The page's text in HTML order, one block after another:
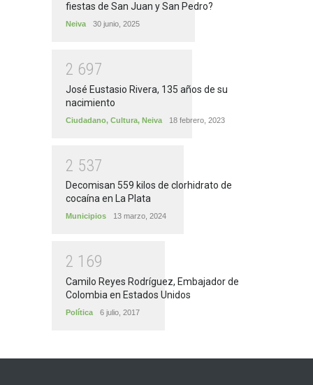
fiestas de San Juan y San Pedro?
Neiva 30 junio, 2025
2 697
José Eustasio Rivera, 135 años de su
nacimiento
Ciudadano, Cultura, Neiva 18 febrero, 2023
2 537
Decomisan 559 kilos de clorhidrato de
cocaína en La Plata
Municipios 13 marzo, 2024
2 1 69
Camilo Reyes Rodríguez, Embajador de
Colombia en Estados Unidos
Política 6 julio, 2017